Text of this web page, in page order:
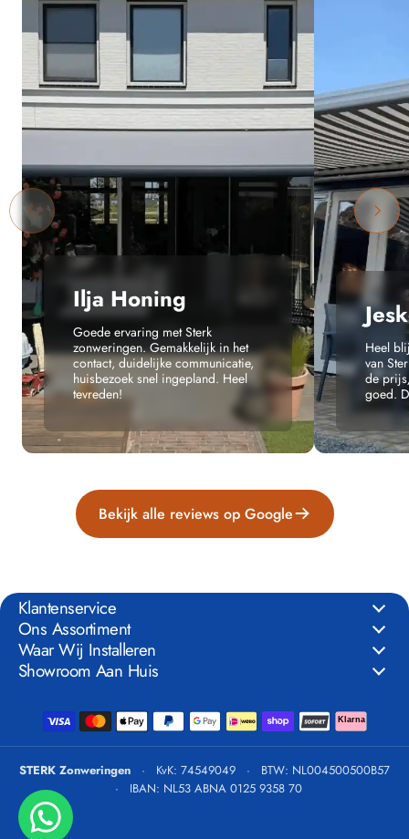
Ilja Honing
Goede ervaring met Sterk
zonweringen. Gemakkelijk in het
contact, duidelijke communicatie,
huisbezoek snel ingepland. Heel
tevreden!
Heel
van
de
goed.
Bekijk alle reviews op Google
Klantenservice
Ons Assortiment
Waar Wij Installeren
Showroom Aan Huis
Klarna
STERK Zonweringen · KvK: 74549049 ·
BTW: NL004500500B57
·
IBAN: NL53 ABNA 0125 9358 70